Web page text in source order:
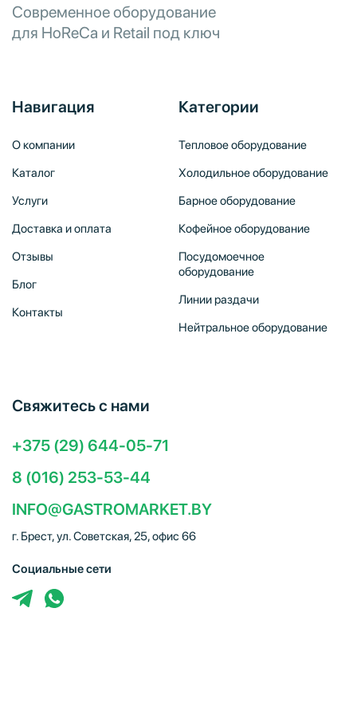
Современное оборудование
для HoReCa и Retail под ключ
Навигация
О компании
Каталог
Услуги
Доставка и оплата
Отзывы
Блог
Контакты
Категории
Тепловое оборудование
Холодильное оборудование
Барное оборудование
Кофейное оборудование
Посудомоечное
оборудование
Линии раздачи
Нейтральное оборудование
Свяжитесь с нами
+375 (29) 644-05-71
8 (016) 253-53-44
INFO@GASTROMARKET.BY
г. Брест, ул. Советская, 25, офис 66
Социальные сети